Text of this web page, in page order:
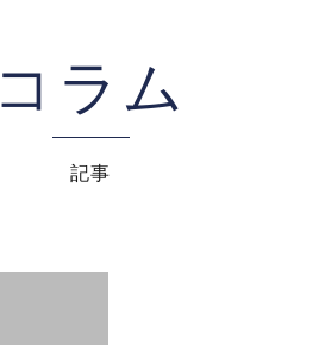
コラム
記事